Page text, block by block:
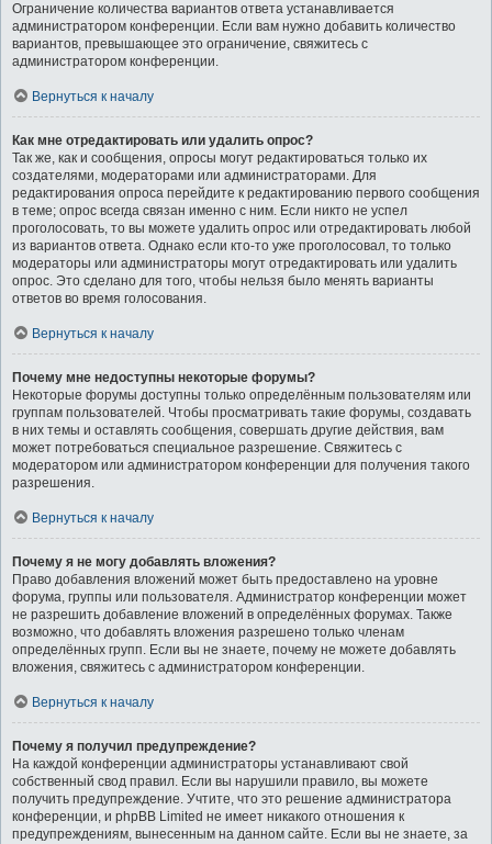
Ограничение количества вариантов ответа устанавливается
администратором конференции. Если вам нужно добавить количество
вариантов, превышающее это ограничение, свяжитесь с
администратором конференции.
Вернуться к началу
Как мне отредактировать или удалить опрос?
Так же, как и сообщения, опросы могут редактироваться только их
создателями, модераторами или администраторами. Для
редактирования опроса перейдите к редактированию первого сообщения
в теме; опрос всегда связан именно с ним. Если никто не успел
проголосовать, то вы можете удалить опрос или отредактировать любой
из вариантов ответа. Однако если кто-то уже проголосовал, то только
модераторы или администраторы могут отредактировать или удалить
опрос. Это сделано для того, чтобы нельзя было менять варианты
ответов во время голосования.
Вернуться к началу
Почему мне недоступны некоторые форумы?
Некоторые форумы доступны только определённым пользователям или
группам пользователей. Чтобы просматривать такие форумы, создавать
в них темы и оставлять сообщения, совершать другие действия, вам
может потребоваться специальное разрешение. Свяжитесь с
модератором или администратором конференции для получения такого
разрешения.
Вернуться к началу
Почему я не могу добавлять вложения?
Право добавления вложений может быть предоставлено на уровне
форума, группы или пользователя. Администратор конференции может
не разрешить добавление вложений в определённых форумах. Также
возможно, что добавлять вложения разрешено только членам
определённых групп. Если вы не знаете, почему не можете добавлять
вложения, свяжитесь с администратором конференции.
Вернуться к началу
Почему я получил предупреждение?
На каждой конференции администраторы устанавливают свой
собственный свод правил. Если вы нарушили правило, вы можете
получить предупреждение. Учтите, что это решение администратора
конференции, и phpBB Limited не имеет никакого отношения к
предупреждениям, вынесенным на данном сайте. Если вы не знаете, за